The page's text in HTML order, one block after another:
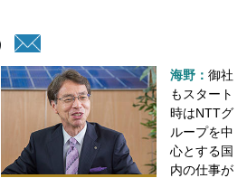
海野：御社
もスタート
時はNTTグ
ループを中
心とする国
内の仕事が